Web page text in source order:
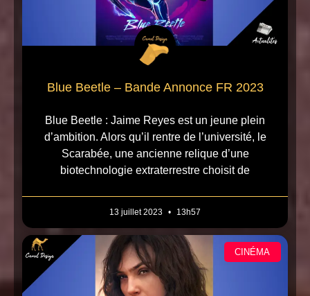
Blue Beetle – Bande Annonce FR 2023
Blue Beetle : Jaime Reyes est un jeune plein
d’ambition. Alors qu’il rentre de l’université, le
Scarabée, une ancienne relique d’une
biotechnologie extraterrestre choisit de
13 juillet 2023 13h57
CINÉMA